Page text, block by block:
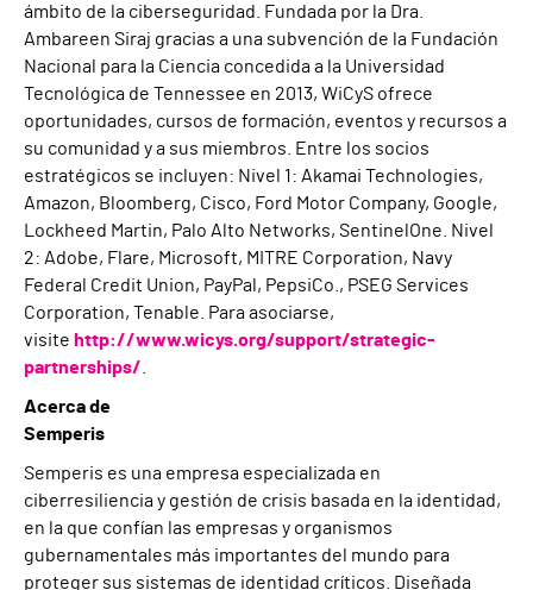
ámbito de la ciberseguridad. Fundada por la Dra.
Ambareen Siraj gracias a una subvención de la Fundación
Nacional para la Ciencia concedida a la Universidad
Tecnológica de Tennessee en 2013, WiCyS ofrece
oportunidades, cursos de formación, eventos y recursos a
su comunidad y a sus miembros. Entre los socios
estratégicos se incluyen: Nivel 1: Akamai Technologies,
Amazon, Bloomberg, Cisco, Ford Motor Company, Google,
Lockheed Martin, Palo Alto Networks, SentinelOne. Nivel
2: Adobe, Flare, Microsoft, MITRE Corporation, Navy
Federal Credit Union, PayPal, PepsiCo., PSEG Services
Corporation, Tenable. Para asociarse,
visite http://www.wicys.org/support/strategic-
partnerships/
Acerca de
Semperis
Semperis es una empresa especializada en
ciberresiliencia y gestión de crisis basada en la identidad,
en la que confían las empresas y organismos
gubernamentales más importantes del mundo para
proteger sus sistemas de identidad críticos. Diseñada